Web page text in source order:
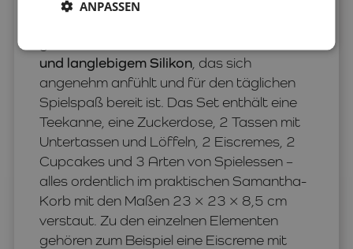
ihre Freunde oder Lieblingskuscheltiere zu
und langlebigem Silikon , das sich
angenehm anfühlt und für den täglichen
Spielspaß bereit ist. Das Set enthält eine
Teekanne, eine Zuckerdose, 2 Tassen mit
Untertassen und Löffeln, 2 Eiscremes, 2
Cupcakes und 3 Arten von Spielessen –
alles ordentlich im praktischen Samantha-
Korb mit den Maßen 23 × 23 × 8,5 cm
verstaut. Zu den einzelnen Elementen
gehören zum Beispiel eine Eiscreme mit
ANPASSEN